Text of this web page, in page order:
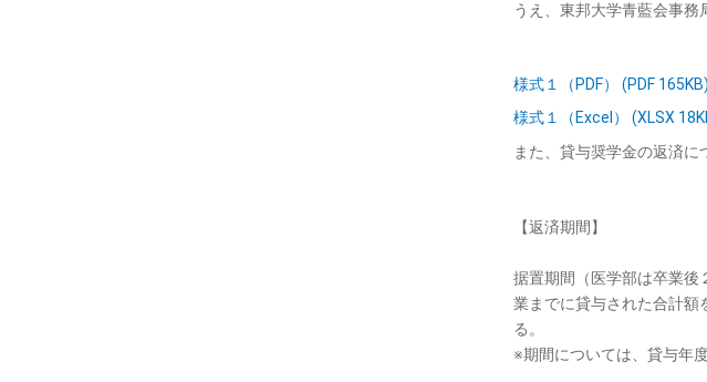
うえ、東邦大学青藍会事務
様式１（PDF） (PDF 165KB)
様式１（Excel） (XLSX
また、貸与奨学金の返済に
【返済期間】
据置期間（医学部は卒業後
業までに貸与された合計額
る。
※期間については、貸与年